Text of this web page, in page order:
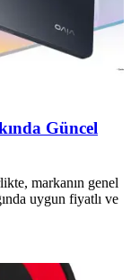
Güncel
markanın genel
uygun fiyatlı ve